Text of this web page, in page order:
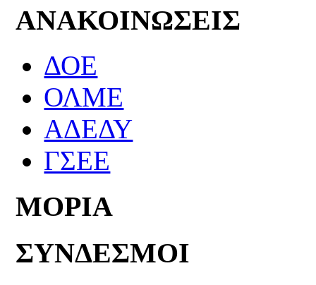
ΑΝΑΚΟΙΝΩΣΕΙΣ
ΔΟΕ
ΟΛΜΕ
ΑΔΕΔΥ
ΓΣΕΕ
ΜΟΡΙΑ
ΣΥΝΔΕΣΜΟΙ